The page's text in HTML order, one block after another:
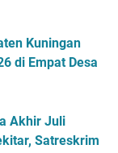
Kuningan
di Empat Desa
Akhir Juli
Satreskrim